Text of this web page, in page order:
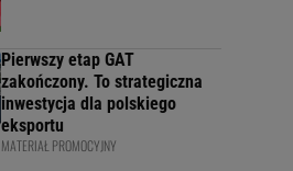
Pierwszy etap GAT
zakończony. To strategiczna
inwestycja dla polskiego
eksportu
MATERIAŁ PROMOCYJNY